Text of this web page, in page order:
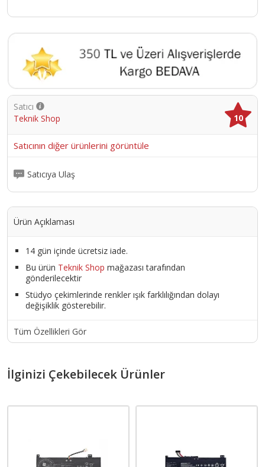
Satıcı
Teknik Shop
10
Satıcının diğer ürünlerini görüntüle
Satıcıya Ulaş
Ürün Açıklaması
14 gün içinde ücretsiz iade.
Bu ürün Teknik Shop mağazası tarafından
gönderilecektir
Stüdyo çekimlerinde renkler ışık farklılığından dolayı
değişiklik gösterebilir.
Tüm Özellikleri Gör
İlginizi Çekebilecek Ürünler